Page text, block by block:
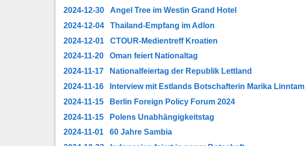
2024-12-30 Angel Tree im Westin Grand Hotel
2024-12-04 Thailand-Empfang im Adlon
2024-12-01 CTOUR-Medientreff Kroatien
2024-11-20 Oman feiert Nationaltag
2024-11-17 Nationalfeiertag der Republik Lettland
2024-11-16 Interview mit Estlands Botschafterin Marika Linntam
2024-11-15 Berlin Foreign Policy Forum 2024
2024-11-15 Polens Unabhängigkeitstag
2024-11-01 60 Jahre Sambia